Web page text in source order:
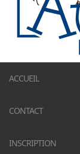
ACCUEIL
CONTACT
INSCRIPTION